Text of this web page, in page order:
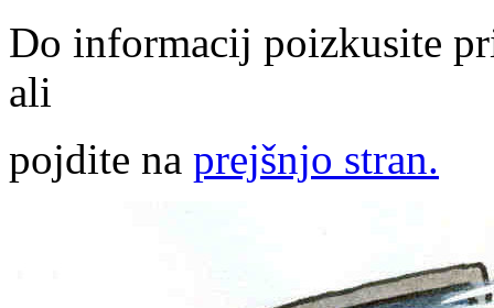
Do informacij poizkusite
ali
pojdite na prejšnjo stran.